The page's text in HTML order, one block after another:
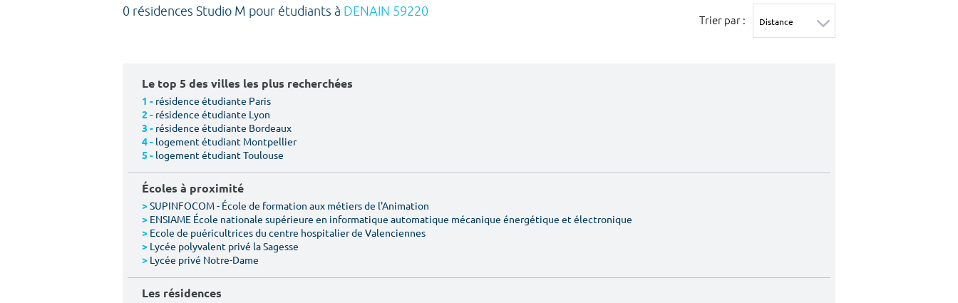
0 résidences Studio M pour étudiants à DENAIN 59220
Trier par :
Le top 5 des villes les plus recherchées
1 - résidence étudiante Paris
2 - résidence étudiante Lyon
3 - résidence étudiante Bordeaux
4 - logement étudiant Montpellier
5 - logement étudiant Toulouse
Écoles à proximité
>SUPINFOCOM - École de formation aux métiers de l'Animation
> ENSIAME École nationale supérieure en informatique automatique mécanique énergétique et électronique
> Ecole de puéricultrices du centre hospitalier de Valenciennes
> Lycée polyvalent privé la Sagesse
> Lycée privé Notre-Dame
Les résidences